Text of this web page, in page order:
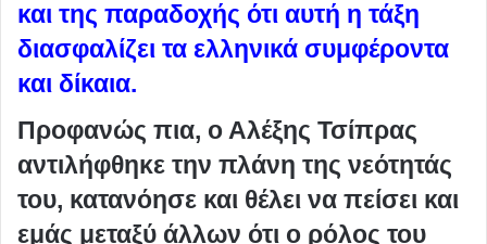
και της παραδοχής ότι αυτή η τάξη
διασφαλίζει τα ελληνικά συμφέροντα
και δίκαια.
Προφανώς πια, ο Αλέξης Τσίπρας
αντιλήφθηκε την πλάνη της νεότητάς
του, κατανόησε και θέλει να πείσει και
εμάς μεταξύ άλλων ότι ο ρόλος του